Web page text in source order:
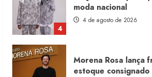
5
estoque consignado
4 de agosto de 2026
Moda vende
produtos licenciados